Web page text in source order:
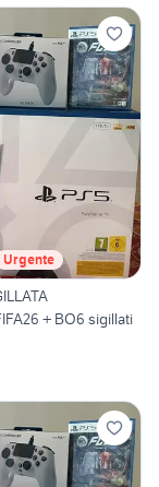
Urgente
+ BO6 sigillati